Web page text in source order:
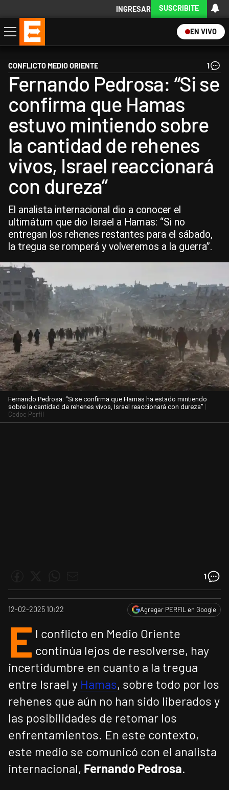
INGRESAR SUSCRIBITE
EN VIVO
Economía
Política
Internacional
Actualidad
Descargá la App
CONFLICTO MEDIO ORIENTE 1
Fernando Pedrosa: “Si se
confirma que Hamas
estuvo mintiendo sobre
la cantidad de rehenes
vivos, Israel reaccionará
con dureza”
El analista internacional dio a conocer el
ultimátum que dio Israel a Hamas: “Si no
entregan los rehenes restantes para el sábado,
la tregua se romperá y volveremos a la guerra”.
Fernando Pedrosa: “Si se confirma que Hamas ha estado mintiendo
sobre la cantidad de rehenes vivos, Israel reaccionará con dureza” |
Cedoc Perfil
1
12-02-2025 10:22 Agregar PERFIL en Google
E l conflicto en Medio Oriente
continúa lejos de resolverse, hay
incertidumbre en cuanto a la tregua
entre Israel y Hamas, sobre todo por los
rehenes que aún no han sido liberados y
las posibilidades de retomar los
enfrentamientos. En este contexto,
este medio se comunicó con el analista
internacional, Fernando Pedrosa.